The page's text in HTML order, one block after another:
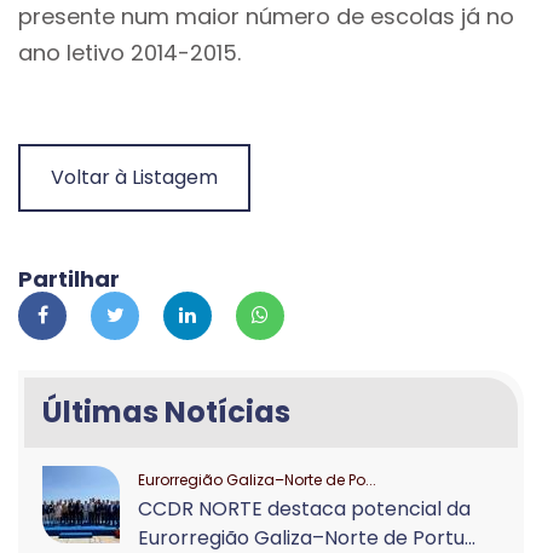
presente num maior número de escolas já no
ano letivo 2014-2015.
Voltar à Listagem
Partilhar
Últimas Notícias
Eurorregião Galiza–Norte de Po...
CCDR NORTE destaca potencial da
Eurorregião Galiza–Norte de Portu...